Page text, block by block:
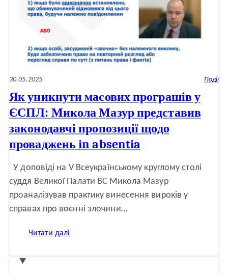
30.05.2025 Події
Як уникнути масових програшів у
ЄСПЛ: Микола Мазур представив
законодавчі пропозиції щодо
проваджень in absentia
У доповіді на V Всеукраїнському круглому столі
суддя Великої Палати ВС Микола Мазур
проаналізував практику винесення вироків у
справах про воєнні злочини…
Читати далі